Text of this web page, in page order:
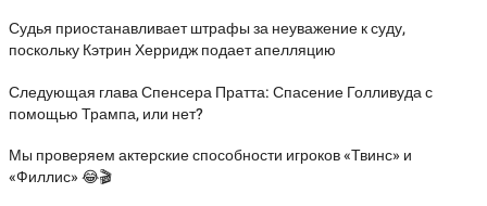
Судья приостанавливает штрафы за неуважение к суду,
поскольку Кэтрин Херридж подает апелляцию
Следующая глава Спенсера Пратта: Спасение Голливуда с
помощью Трампа, или нет?
Мы проверяем актерские способности игроков «Твинс» и
«Филлис» 😂🎬